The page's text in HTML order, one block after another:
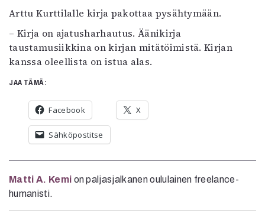
Arttu Kurttilalle kirja pakottaa pysähtymään.
– Kirja on ajatusharhautus. Äänikirja
taustamusiikkina on kirjan mitätöimistä. Kirjan
kanssa oleellista on istua alas.
JAA TÄMÄ:
Facebook X
Sähköpostitse
Matti A. Kemi on paljasjalkanen oululainen freelance-
humanisti.